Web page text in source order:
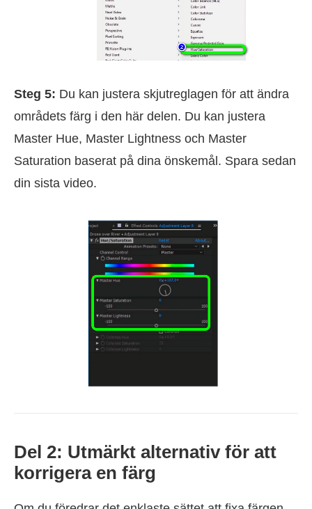
Steg 5: Du kan justera skjutreglagen för att ändra
områdets färg i den här delen. Du kan justera
Master Hue, Master Lightness och Master
Saturation baserat på dina önskemål. Spara sedan
din sista video.
Del 2: Utmärkt alternativ för att
korrigera en färg